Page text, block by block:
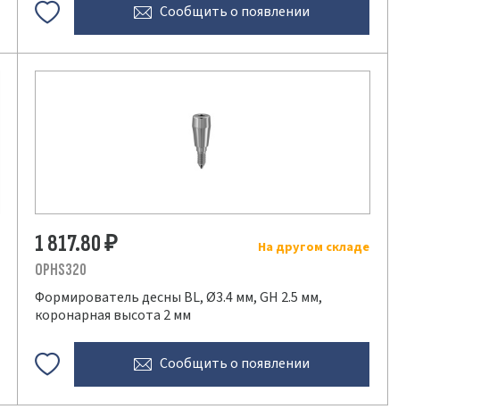
Сообщитьо появлении
На другом складе
1 817.80₽
OPHS320
Формирователь десны BL, Ø3.4 мм, GH 2.5 мм,
коронарная высота 2 мм
Сообщитьо появлении